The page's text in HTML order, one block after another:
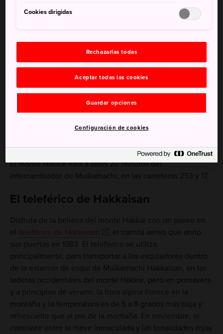
de una hermosa vista panorámica de 360 grados de las
montañas Joshinetsu y, en un día claro, también podrás
Accesible en tren o coche.
Desde Tokio, toma el tren bala hasta la estación de
Echigo-Yuzawa y cambia a las líneas Joetsu o Hokuhoku
de la estación de esquí del monte Hakkai y baja en la
El monte Hakkai está a unos 20 minutos del
intercambiador de Muikamachi, en las carreteras 253 y 17.
El teleférico de Hakkaisan
Disfruta de la belleza del monte Hakkai con un paseo en
el teleférico de Hakkaisan
, el tranvía aéreo que abrió
sus puertas en 1983. El teleférico se utiliza,
principalmente, para transportar a los esquiadores dentro
de la estación de esquí de Muikamachi Hakkaisan, en las
laderas occidentales del monte Hakkai, pero en primavera
y a principios de verano, la flora alpina florece en la
montaña y la temperatura es de 5 a 8 grados más baja y
refrescante que al pie de la montaña. En noviembre, el
contraste entre la nieve inmaculada y las tonalidades rojas
Cookies dirigidas
Rechazarlas todas
Aceptar todas las cookies
Guardar opciones
Configuración de cookies